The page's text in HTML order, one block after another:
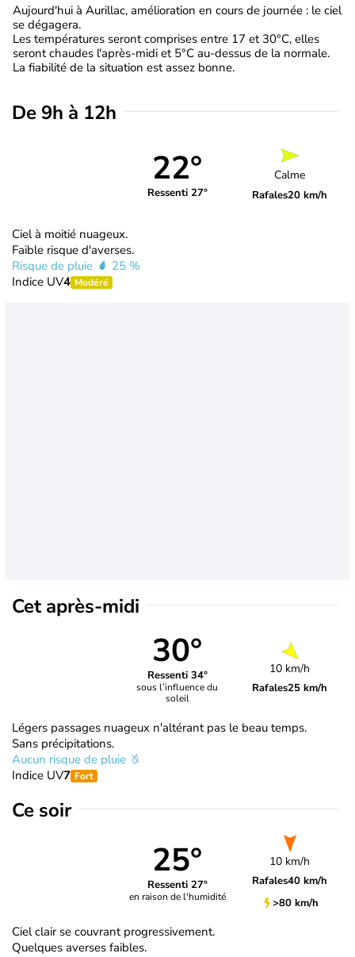
Aujourd'hui à Aurillac, amélioration en cours de journée : le ciel
se dégagera.
Les températures seront comprises entre 17 et 30°C, elles
seront chaudes l'après-midi et 5°C au-dessus de la normale.
La fiabilité de la situation est assez bonne.
De 9h à 12h
22°
Ressenti 27°
Calme
Rafales20 km/h
Ciel à moitié nuageux.
Faible risque d'averses.
Risque de pluie
25 %
Indice UV4 Modéré
Cet après-midi
30°
Ressenti 34°
sous l’influence du
soleil
10 km/h
Rafales25 km/h
Légers passages nuageux n'altérant pas le beau temps.
Sans précipitations.
Aucun risque de pluie
Indice UV7 Fort
Ce soir
25°
Ressenti 27°
en raison de l'humidité
10 km/h
Rafales40 km/h
>80 km/h
Ciel clair se couvrant progressivement.
Quelques averses faibles.